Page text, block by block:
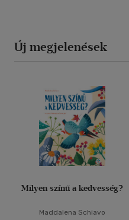
Új megjelenések
Milyen színű a kedvesség?
Maddalena Schiavo